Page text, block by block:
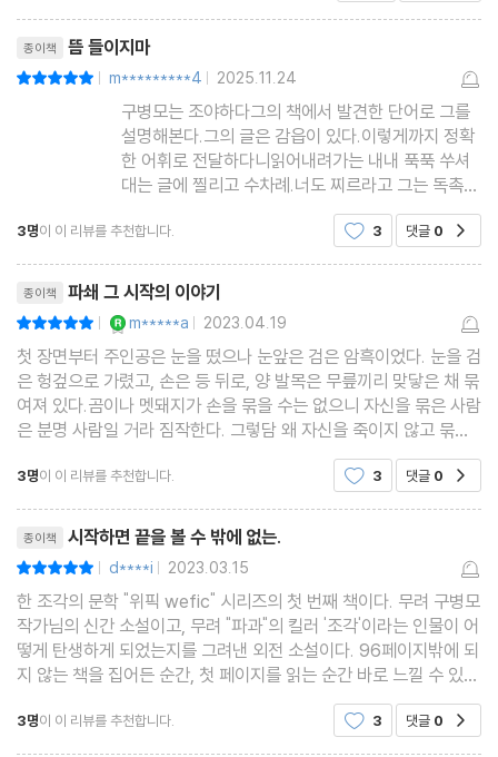
종이책 뜸 들이지마
| m*********4 | 2025.11.24
구병모는 조야하다그의 책에서 발견한 단어로 그를
설명해본다.그의 글은 감읍이 있다.이렇게까지 정확
한 어휘로 전달하다니읽어내려가는 내내 푹푹 쑤셔
대는 글에 찔리고 수차례.너도 찌르라고 그는 독촉한
다.그래! 해보자 까짓껏이런 맘에 자기검열을 수차례
하다가 포기하는 나는그거 제목으로 위안삼는다ㅡ그
은 것 같은데
3명이 이 리뷰를 추천합니다. 3 댓글 0
종이책 파쇄 그 시작의 이야기
| m*****a | 2023.04.19
첫 장면부터 주인공은 눈을 떴으나 눈앞은 검은 암흑이었다. 눈을 검
은 헝겊으로 가렸고, 손은 등 뒤로, 양 발목은 무릎끼리 맞닿은 채 묶
여져 있다.곰이나 멧돼지가 손을 묶을 수는 없으니 자신을 묶은 사람
은 분명 사람일 거라 짐작한다. 그렇담 왜 자신을 죽이지 않고 묶어
만 뒀는지 파악을 해야 한다. 그렇게 끊긴 기억을 더듬어 올라가며
이야기가 시작된다.소음이 부담스럽고, 남의
3명이 이 리뷰를 추천합니다. 3 댓글 0
종이책 시작하면 끝을 볼 수 밖에 없는.
| d****i | 2023.03.15
한 조각의 문학 "위픽 wefic" 시리즈의 첫 번째 책이다. 무려 구병모
작가님의 신간 소설이고, 무려 "파과"의 킬러 '조각'이라는 인물이 어
떻게 탄생하게 되었는지를 그려낸 외전 소설이다. 96페이지밖에 되
지 않는 책을 집어든 순간, 첫 페이지를 읽는 순간 바로 느낄 수 있었
수 밖에 없다는 것을. 오래전
3명이 이 리뷰를 추천합니다. 3 댓글 0